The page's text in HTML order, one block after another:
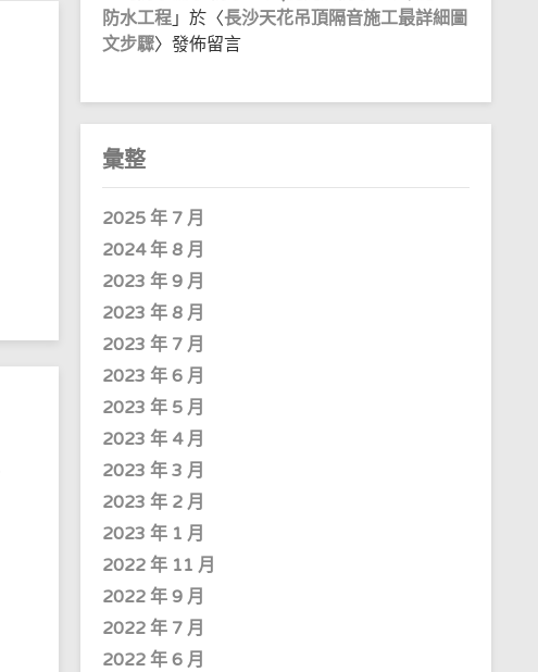
防水工程 」於〈長沙天花吊頂隔音施工最詳細圖
文步驟〉發佈留言
彙整
2025 年 7 月
2024 年 8 月
2023 年 9 月
2023 年 8 月
2023 年 7 月
2023 年 6 月
2023 年 5 月
2023 年 4 月
2023 年 3 月
2023 年 2 月
2023 年 1 月
2022 年 11 月
2022 年 9 月
2022 年 7 月
2022 年 6 月